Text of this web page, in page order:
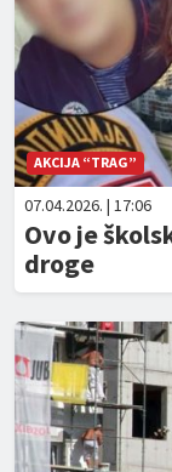
AKCIJA “TRAG”
07.04.2026. | 17:06
Ovo je
droge